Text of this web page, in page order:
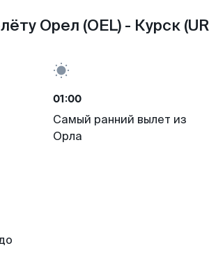
Орел (OEL) - Курск
01:00
Самый ранний вылет из
Орла